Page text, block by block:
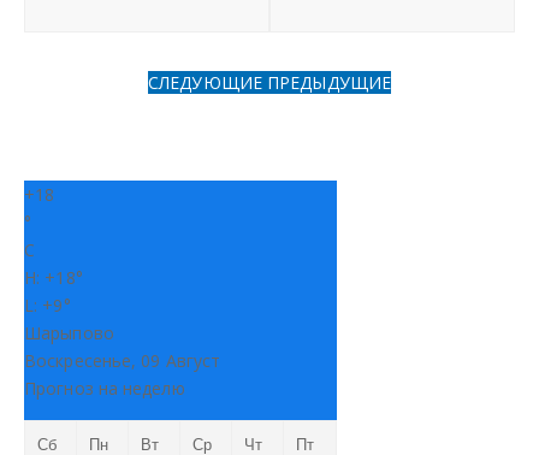
СЛЕДУЮЩИЕ ПРЕДЫДУЩИЕ
+18
°
C
H: +18°
L: +9°
Шарыпово
Воскресенье, 09 Август
Прогноз на неделю
Сб Пн Вт Ср Чт Пт